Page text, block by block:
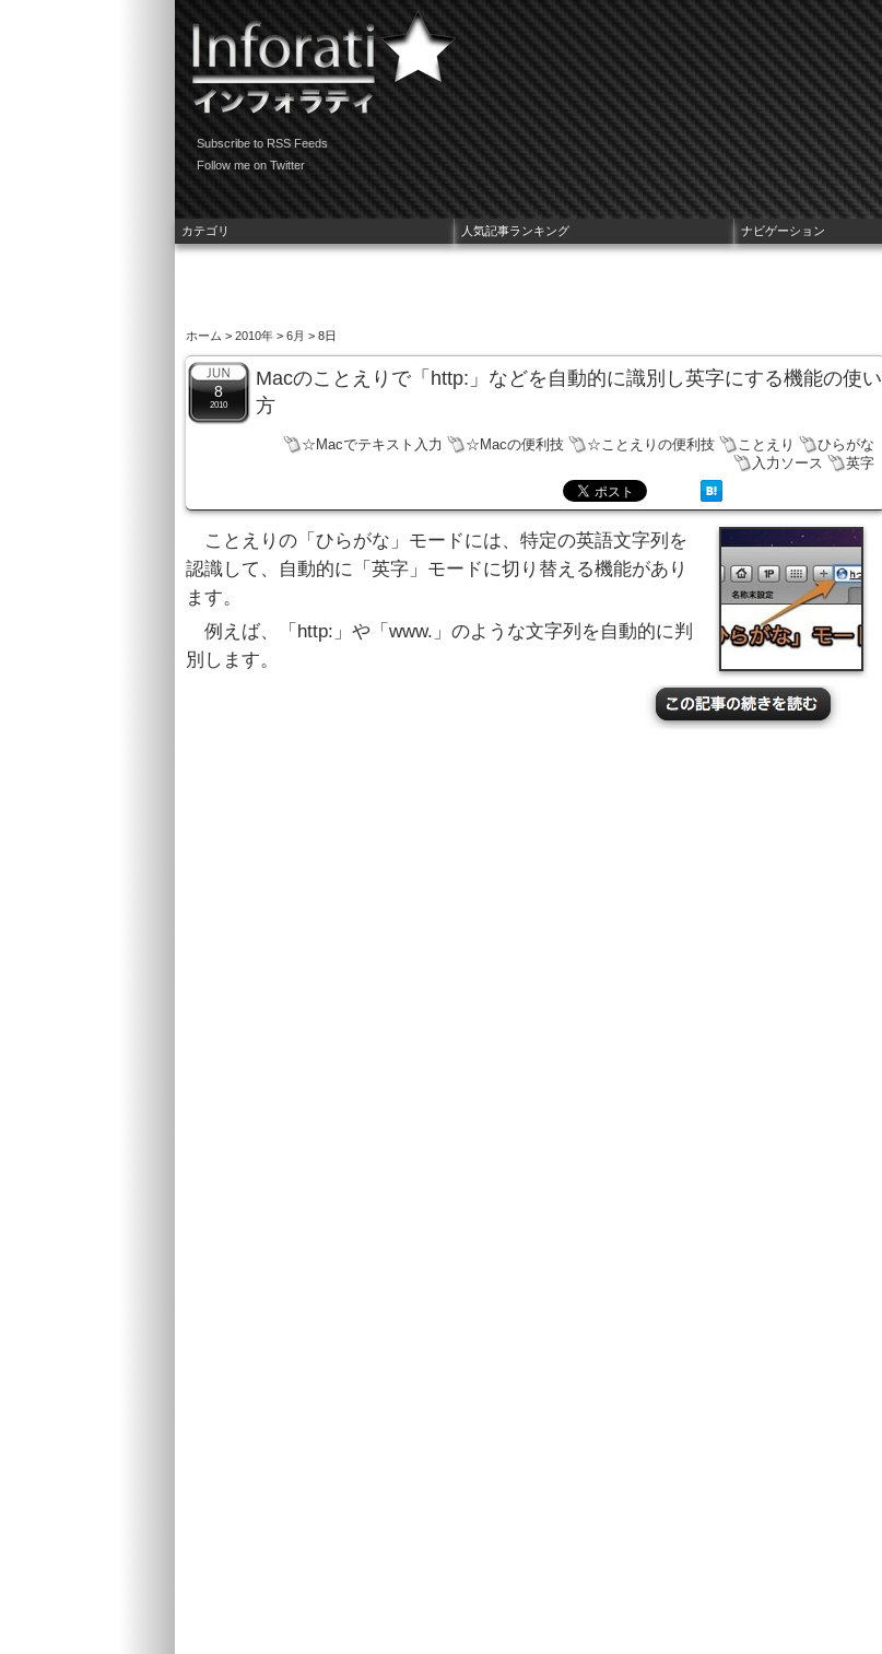
Subscribe to RSS Feeds
Follow me on Twitter
ホーム > 2010年 > 6月 > 8日
8
2010
Macのことえりで「http:」などを自動的に識別し英字にする機能の使い
方
☆Macでテキスト入力 ☆Macの便利技 ☆ことえりの便利技 ことえり
ひらがな
入力ソース
英字
ことえりの「ひらがな」モードには、特定の英語文字列を
認識して、自動的に「英字」モードに切り替える機能があり
ます。
例えば、「http:」や「www.」のような文字列を自動的に判
別します。
カテゴリ 人気記事ランキング ナビゲーション